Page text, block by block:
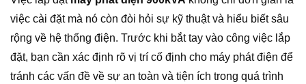
việc cài đặt mà nó còn đòi hỏi sự kỹ thuật và hiểu biết sâu
rộng về hệ thống điện. Trước khi bắt tay vào công việc lắp
đặt, bạn cần xác định rõ vị trí cố định cho máy phát điện để
tránh các vấn đề về sự an toàn và tiện ích trong quá trình